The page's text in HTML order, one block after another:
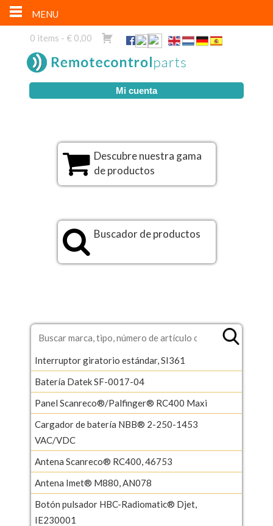
0 items - € 0,00
Mi cuenta
Descubre nuestra gama
de productos
Buscador de productos
Interruptor giratorio estándar, SI361
Batería Datek SF-0017-04
Panel Scanreco®/Palfinger® RC400 Maxi
Cargador de batería NBB® 2-250-1453
VAC/VDC
Antena Scanreco® RC400, 46753
Antena Imet® M880, AN078
Botón pulsador HBC-Radiomatic® Djet,
IE230001
MENU